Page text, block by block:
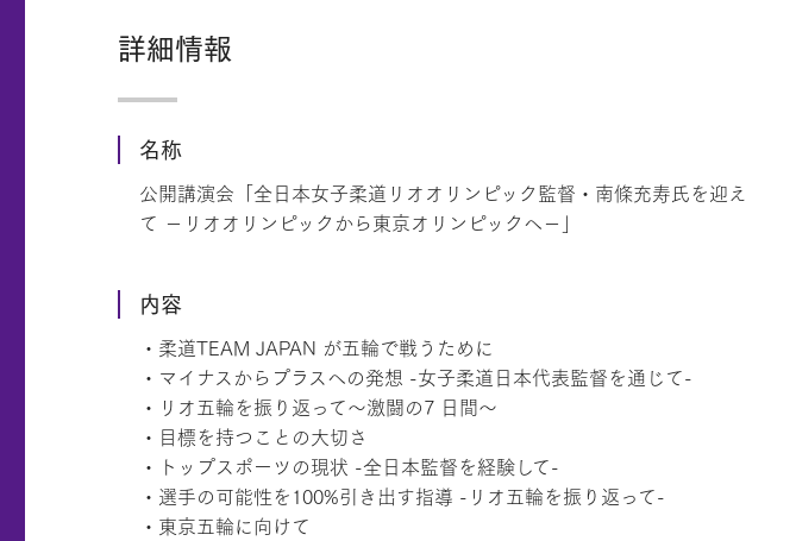
詳細情報
名称
公開講演会「全日本女子柔道リオオリンピック監督・南條充寿氏を迎え
て －リオオリンピックから東京オリンピックへ－」
内容
・柔道TEAM JAPAN が五輪で戦うために
・マイナスからプラスへの発想 -女子柔道日本代表監督を通じて-
・リオ五輪を振り返って～激闘の7 日間～
・目標を持つことの大切さ
・トップスポーツの現状 -全日本監督を経験して-
・選手の可能性を100%引き出す指導 -リオ五輪を振り返って-
・東京五輪に向けて